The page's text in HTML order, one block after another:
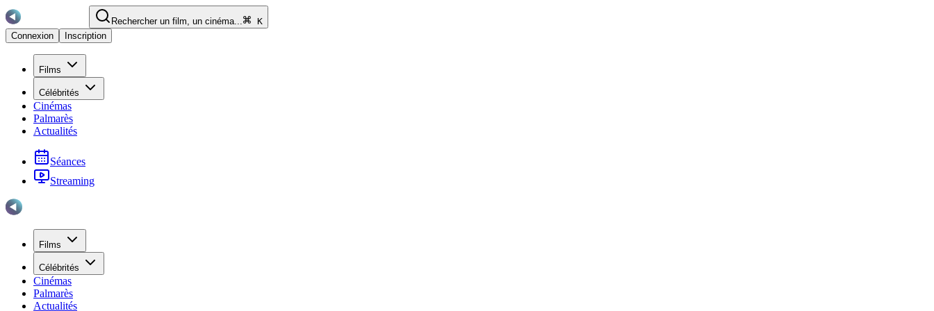
Rechercher un film, un cinéma...
K
Connexion
Inscription
Films
Célébrités
Cinémas
Palmarès
Actualités
Séances
Streaming
Films
Célébrités
Cinémas
Palmarès
Actualités